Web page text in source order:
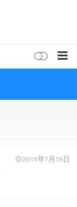
2019年7月19日